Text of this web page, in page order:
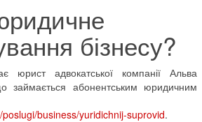
бізнесу?
юрист адвокатської компанії Альва
займається абонентським юридичним
business/yuridichnij-suprovid.